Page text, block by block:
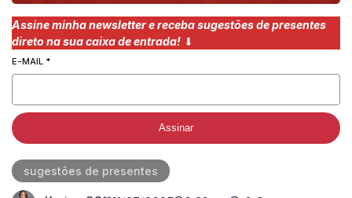
Assine minha newsletter e receba sugestões de presentes
direto na sua caixa de entrada! ⬇︎
E-MAIL *
Assinar
sugestões de presentes